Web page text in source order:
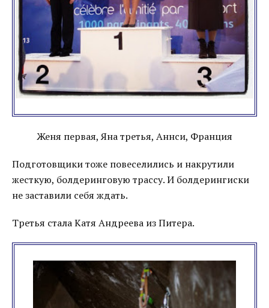
Женя первая, Яна третья, Аннси, Франция
Подготовщики тоже повеселились и накрутили
жесткую, болдеринговую трассу. И болдерингиски
не заставили себя ждать.
Третья стала Катя Андреева из Питера.